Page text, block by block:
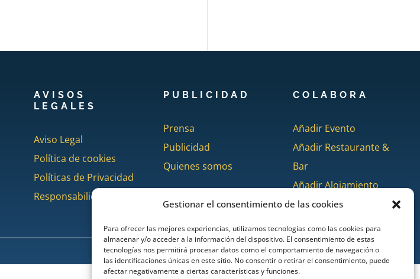
Gestionar el consentimiento de las cookies
Para ofrecer las mejores experiencias, utilizamos tecnologías como las cookies para
almacenar y/o acceder a la información del dispositivo. El consentimiento de estas
tecnologías nos permitirá procesar datos como el comportamiento de navegación o
las identificaciones únicas en este sitio. No consentir o retirar el consentimiento, puede
afectar negativamente a ciertas características y funciones.
AVISOS
LEGALES
Aviso Legal
Política de cookies
Políticas de Privacidad
Responsabilidad
PUBLICIDAD
Prensa
Publicidad
Quienes somos
COLABORA
Añadir Evento
Añadir Restaurante &
Bar
Añadir Alojamiento